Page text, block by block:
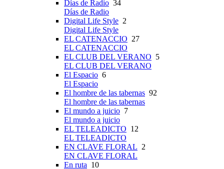
Días de Radio 34
Días de Radio
Digital Life Style 2
Digital Life Style
EL CATENACCIO 27
EL CATENACCIO
EL CLUB DEL VERANO 5
EL CLUB DEL VERANO
El Espacio 6
El Espacio
El hombre de las tabernas 92
El hombre de las tabernas
El mundo a juicio 7
El mundo a juicio
EL TELEADICTO 12
EL TELEADICTO
EN CLAVE FLORAL 2
EN CLAVE FLORAL
En ruta 10